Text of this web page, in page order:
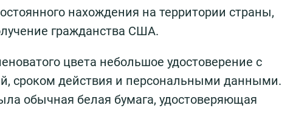
нахождения на территории страны,
гражданства США.
цвета небольшое удостоверение с
сроком действия и персональными данными.
обычная белая бумага, удостоверяющая